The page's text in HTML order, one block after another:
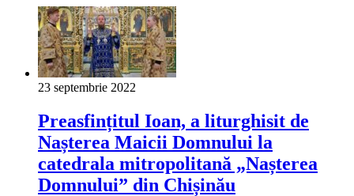
23 septembrie 2022
Preasfințitul Ioan, a liturghisit de
Nașterea Maicii Domnului la
catedrala mitropolitană „Nașterea
Domnului” din Chișinău